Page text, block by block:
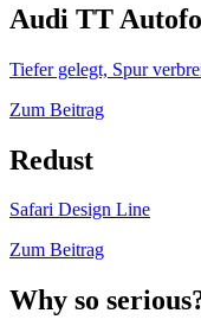
Audi TT
Tiefer gelegt, Spur
Zum Beitrag
Redust
Safari Design Line
Zum Beitrag
Why so